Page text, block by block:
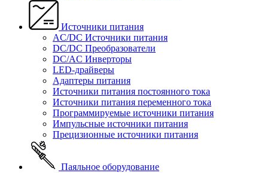
Источники питания
AC/DC Источники питания
DC/DC Преобразователи
DC/AC Инверторы
LED-драйверы
Адаптеры питания
Источники питания постоянного тока
Источники питания переменного тока
Программируемые источники питания
Импульсные источники питания
Прецизионные источники питания
Паяльное оборудование